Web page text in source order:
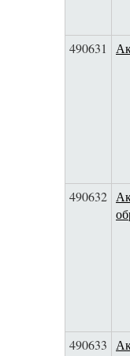
490631
490632
490633